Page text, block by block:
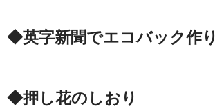
◆英字新聞でエコバック作り
◆押し花のしおり